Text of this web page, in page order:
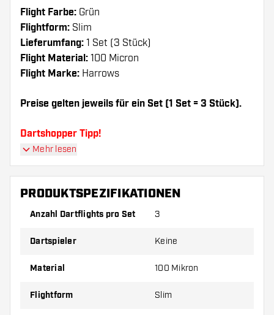
Flight Farbe: Grün
Flightform: Slim
Lieferumfang: 1 Set (3 Stück)
Flight Material: 100 Micron
Flight Marke: Harrows
Preise gelten jeweils für ein Set (1 Set = 3 Stück).
Dartshopper Tipp!
Sorgen Sie für genügend Ersatz Flights und
abnutzen oder brechen.
Material oder eine andere Dicke der Flights aus,
um herauszufinden, welche Variante am besten
Mehr lesen
PRODUKTSPEZIFIKATIONEN
Anzahl Dartflights pro Set 3
Dartspieler Keine
Material 100 Mikron
Flightform Slim